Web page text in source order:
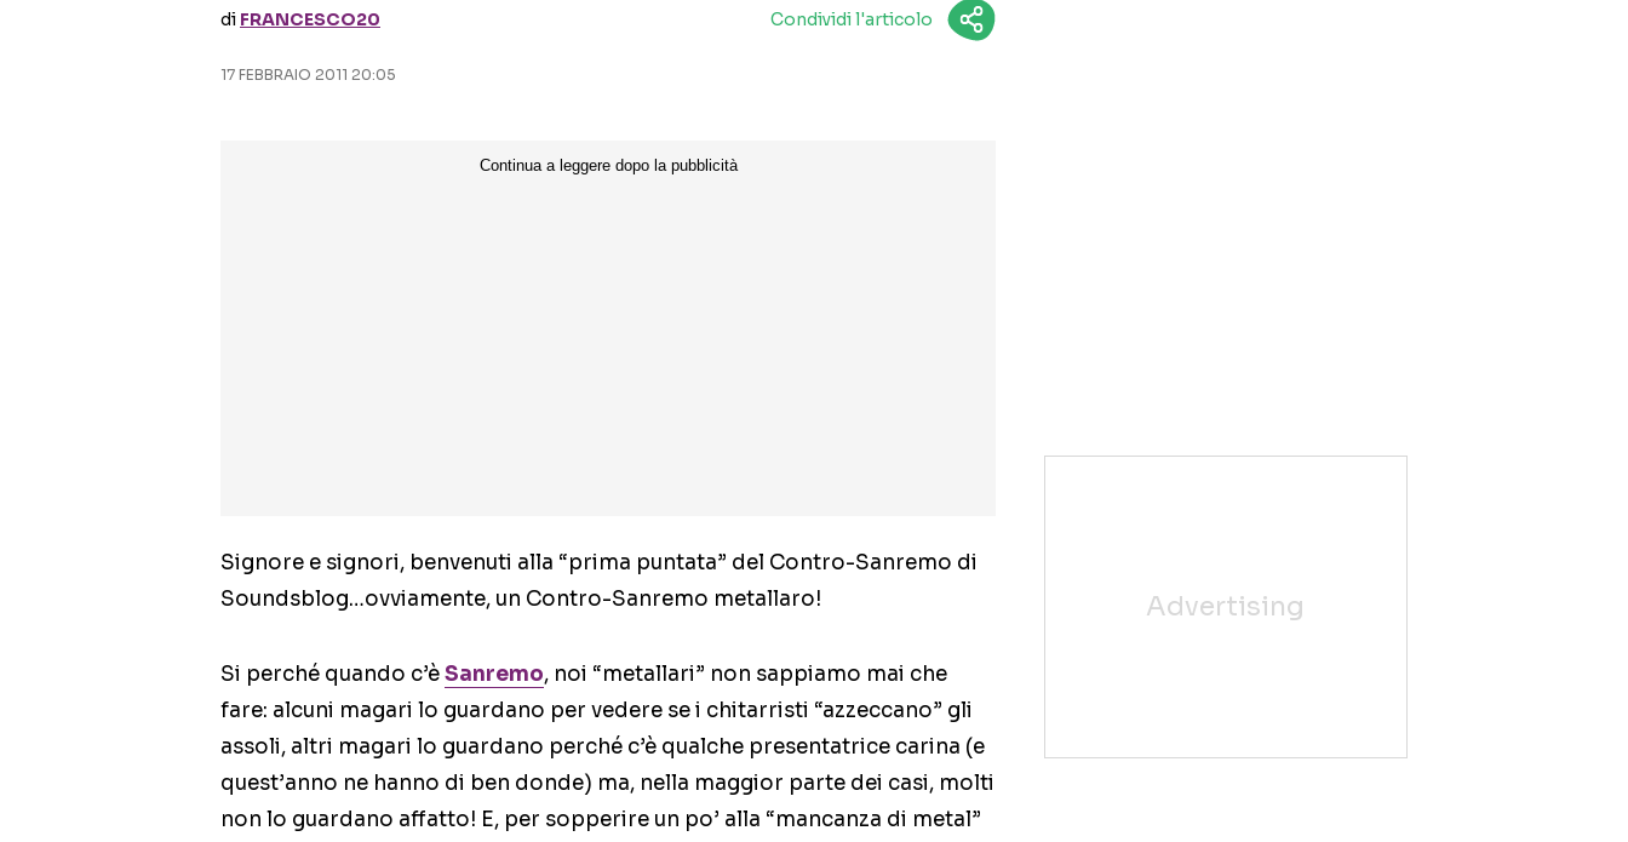
di FRANCESCO20 Condividi l'articolo
17 FEBBRAIO 2011 20:05
Signore e signori, benvenuti alla “prima puntata” del Contro-Sanremo di
Soundsblog…ovviamente, un Contro-Sanremo metallaro!
Si perché quando c’èSanremo, noi “metallari” non sappiamo mai che
fare: alcuni magari lo guardano per vedere se i chitarristi “azzeccano” gli
assoli, altri magari lo guardano perché c’è qualche presentatrice carina (e
quest’anno ne hanno di ben donde) ma, nella maggior parte dei casi, molti
non lo guardano affatto! E, per sopperire un po’ alla “mancanza di metal”